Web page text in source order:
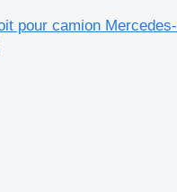
pour camion Mercedes-